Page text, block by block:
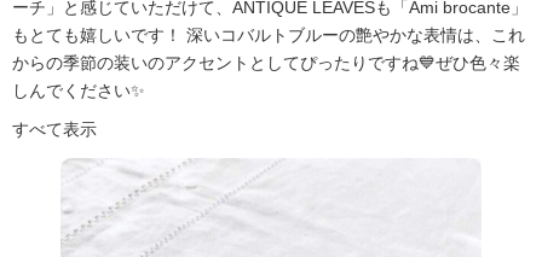
ーチ」と感じていただけて、ANTIQUE LEAVESも「Ami brocante」
もとても嬉しいです！ 深いコバルトブルーの艶やかな表情は、これ
からの季節の装いのアクセントとしてぴったりですね💙ぜひ色々楽
しんでください✨
すべて表示